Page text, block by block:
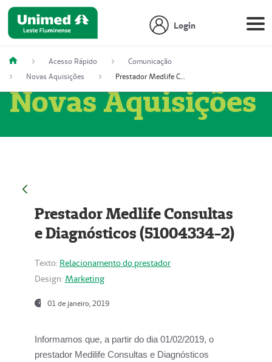
Login
Acesso Rápido
Comunicação
Novas Aquisições
Prestador Medlife Consultas e Diagnósticos (51004334-2)
Novas Aquisições
Prestador Medlife Consultas
e Diagnósticos (51004334-2)
Texto: Relacionamento do prestador
Design: Marketing
01 de janeiro, 2019
Informamos que, a partir do dia 01/02/2019, o
prestador Medilife Consultas e Diagnósticos